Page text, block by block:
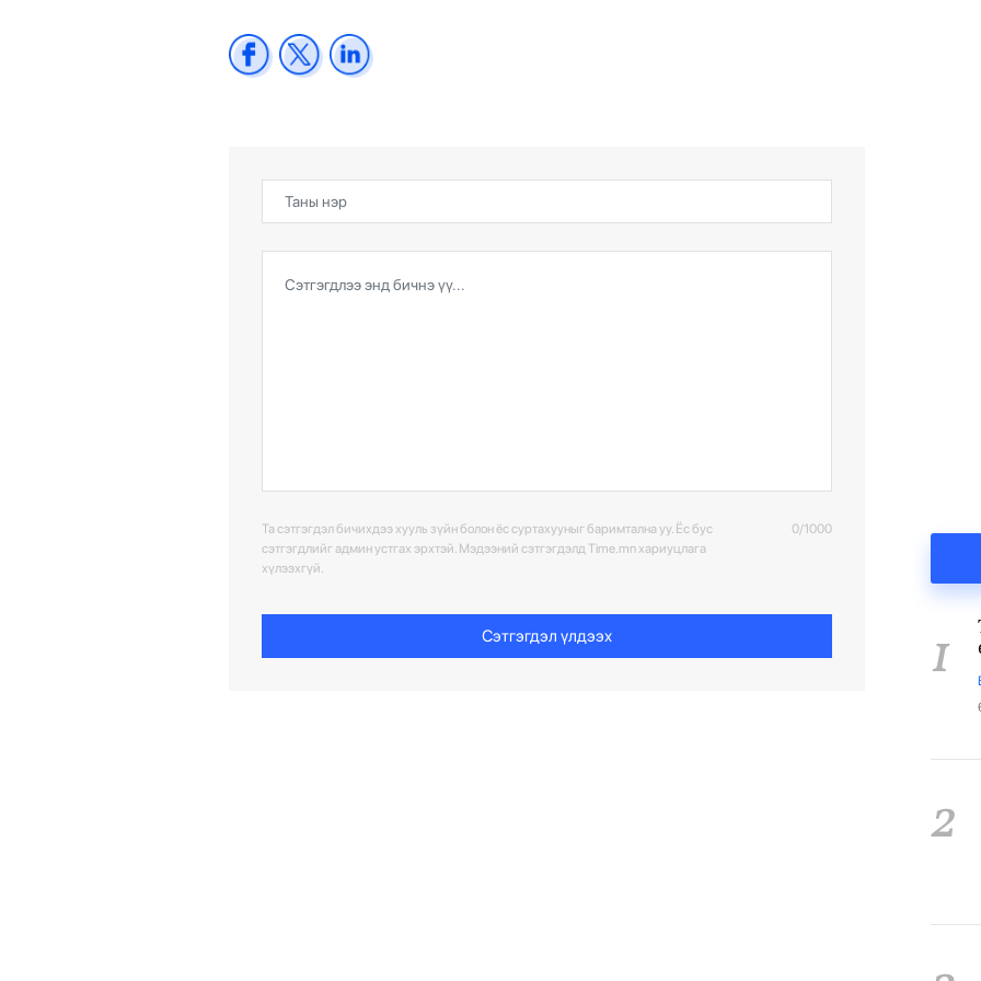
Та сэтгэгдэл бичихдээ хууль зүйн болон ёс суртахууныг баримтална уу. Ёс бус
сэтгэгдлийг админ устгах эрхтэй. Мэдээний сэтгэгдэлд Time.mn хариуцлага
хүлээхгүй.
0/1000
Сэтгэгдэл үлдээх 1
2